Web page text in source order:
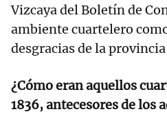
Vizcaya del Boletín de
ambiente cuartelero
desgracias de la
¿Cómo eran aquellos
1836, antecesores de los